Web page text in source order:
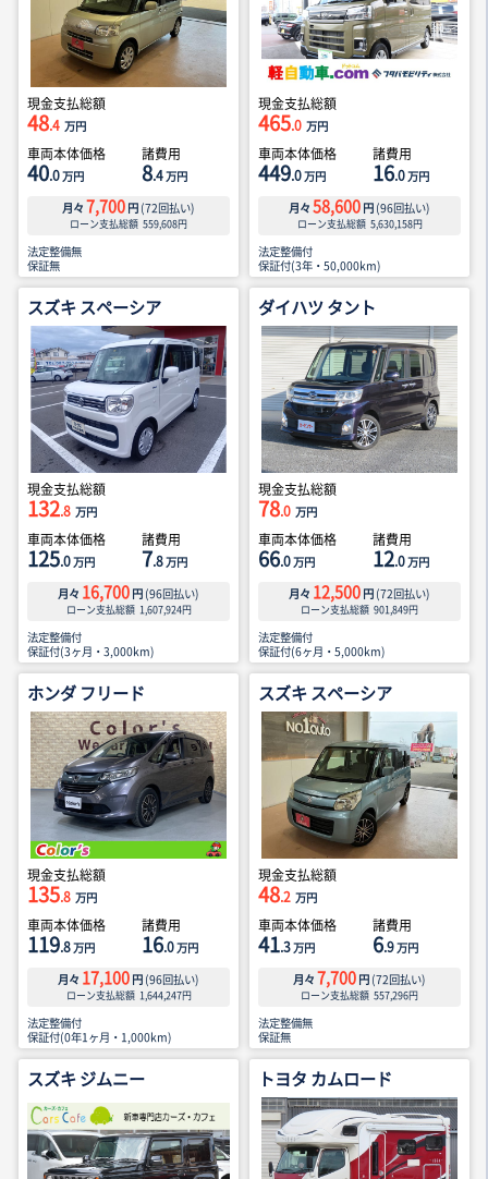
現金支払総額
48.4 万円
車両本体価格
40.0万円
諸費用
8.4万円
月々 7,700 円 (72回払い)
ローン支払総額 559,608円
法定整備無
保証無
現金支払総額
465.0 万円
車両本体価格
449.0万円
諸費用
16.0万円
月々 58,600 円 (96回払い)
ローン支払総額 5,630,158円
法定整備付
保証付(3年・50,000km)
スズキ スペーシア
現金支払総額
132.8 万円
車両本体価格
125.0万円
諸費用
7.8万円
月々 16,700 円 (96回払い)
ローン支払総額 1,607,924円
法定整備付
保証付(3ヶ月・3,000km)
ダイハツ タント
現金支払総額
78.0 万円
車両本体価格
66.0万円
諸費用
12.0万円
月々 12,500 円 (72回払い)
ローン支払総額 901,849円
法定整備付
保証付(6ヶ月・5,000km)
ホンダ フリード
現金支払総額
135.8 万円
車両本体価格
119.8万円
諸費用
16.0万円
月々 17,100 円 (96回払い)
ローン支払総額 1,644,247円
法定整備付
保証付(0年1ヶ月・1,000km)
スズキ スペーシア
現金支払総額
48.2 万円
車両本体価格
41.3万円
諸費用
6.9万円
月々 7,700 円 (72回払い)
ローン支払総額 557,296円
法定整備無
保証無
スズキ ジムニー トヨタ カムロード